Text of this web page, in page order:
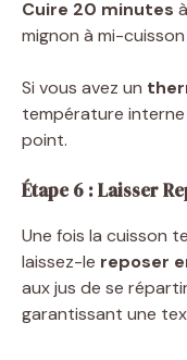
Cuire 20 minutes
mignon à mi-
Si vous avez un
température
point.
Étape 6 : Laisser
Une fois la cuisson
laissez-le reposer
aux jus de se
garantissant une